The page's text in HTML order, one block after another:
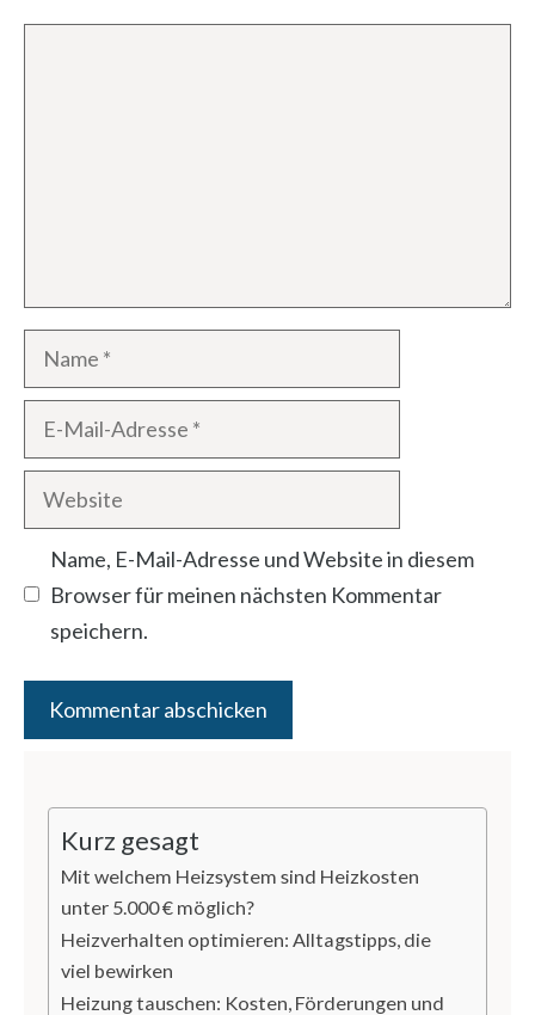
Name
Mail-
Adresse
Website
Name, E-Mail-Adresse und Website in diesem
Browser für meinen nächsten Kommentar
speichern.
Kurz gesagt
Mit welchem Heizsystem sind Heizkosten
unter 5.000 € möglich?
Heizverhalten optimieren: Alltagstipps, die
viel bewirken
Heizung tauschen: Kosten, Förderungen und